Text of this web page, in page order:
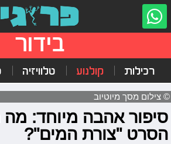
בידור
רכילות קולנוע טלוויזיה
© צילום מסך מיוטיוב
סיפור אהבה מיוחד: מה
הסרט "צורת המים"?